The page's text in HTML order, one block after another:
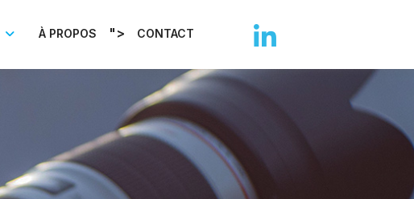
À PROPOS "> CONTACT